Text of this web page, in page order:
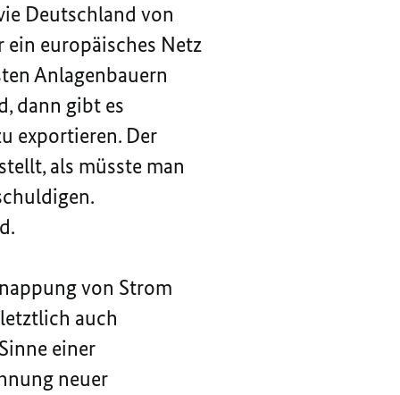
Deutschland von
europäisches Netz
Anlagenbauern
dann gibt es
exportieren. Der
als müsste man
von Strom
auch
einer
neuer